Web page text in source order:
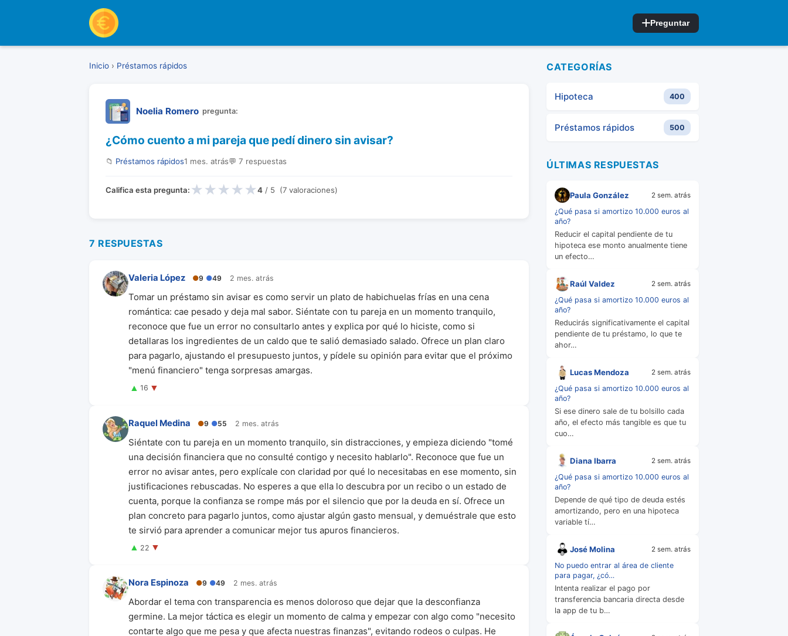
Preguntar
Inicio › Préstamos rápidos
Noelia Romero pregunta:
¿Cómo cuento a mi pareja que pedí dinero sin avisar?
📁 Préstamos rápidos1 mes. atrás💬 7 respuestas
Califica esta pregunta: ★ ★ ★ ★ ★4 / 5 (7 valoraciones)
7 RESPUESTAS
Valeria López ●9 ●49 2 mes. atrás
Tomar un préstamo sin avisar es como servir un plato de habichuelas frías en una cena
romántica: cae pesado y deja mal sabor. Siéntate con tu pareja en un momento tranquilo,
reconoce que fue un error no consultarlo antes y explica por qué lo hiciste, como si
detallaras los ingredientes de un caldo que te salió demasiado salado. Ofrece un plan claro
para pagarlo, ajustando el presupuesto juntos, y pídele su opinión para evitar que el próximo
"menú financiero" tenga sorpresas amargas.
▲ 16 ▼
Raquel Medina ●9 ●55 2 mes. atrás
Siéntate con tu pareja en un momento tranquilo, sin distracciones, y empieza diciendo "tomé
una decisión financiera que no consulté contigo y necesito hablarlo". Reconoce que fue un
error no avisar antes, pero explícale con claridad por qué lo necesitabas en ese momento, sin
justificaciones rebuscadas. No esperes a que ella lo descubra por un recibo o un estado de
cuenta, porque la confianza se rompe más por el silencio que por la deuda en sí. Ofrece un
plan concreto para pagarlo juntos, como ajustar algún gasto mensual, y demuéstrale que esto
te sirvió para aprender a comunicar mejor tus apuros financieros.
▲ 22 ▼
Nora Espinoza ●9 ●49 2 mes. atrás
Abordar el tema con transparencia es menos doloroso que dejar que la desconfianza
germine. La mejor táctica es elegir un momento de calma y empezar con algo como "necesito
contarte algo que me pesa y que afecta nuestras finanzas", evitando rodeos o culpas. He
CATEGORÍAS
Hipoteca 400
Préstamos rápidos 500
ÚLTIMAS RESPUESTAS
Paula González 2 sem. atrás
¿Qué pasa si amortizo 10.000 euros al
año?
Reducir el capital pendiente de tu
hipoteca ese monto anualmente tiene
un efecto…
Raúl Valdez 2 sem. atrás
¿Qué pasa si amortizo 10.000 euros al
año?
Reducirás significativamente el capital
pendiente de tu préstamo, lo que te
ahor…
Lucas Mendoza 2 sem. atrás
¿Qué pasa si amortizo 10.000 euros al
año?
Si ese dinero sale de tu bolsillo cada
año, el efecto más tangible es que tu
cuo…
Diana Ibarra 2 sem. atrás
¿Qué pasa si amortizo 10.000 euros al
año?
Depende de qué tipo de deuda estés
amortizando, pero en una hipoteca
variable tí…
José Molina 2 sem. atrás
No puedo entrar al área de cliente
para pagar, ¿có…
Intenta realizar el pago por
transferencia bancaria directa desde
la app de tu b…